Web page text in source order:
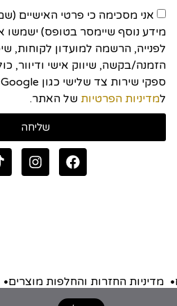
אני מסכימה כי פרטי האישיים
מידע נוסף שיימסר בטופס)
לפנייה, הרשמה למועדון לקוחות,
הזמנה/בקשה, שיווק אישי ודיוור,
למדיניות הפרטיות של האתר.
שליחה
מדיניות החזרות והחלפות מוצרים